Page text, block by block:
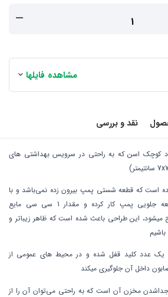
مشاهده فایلها
نقد و بررسی
کوچک اسن که به راحتی در سرویس بهداشتی های
است که قطعه شستی پمپ بیرون زده نمی‌باشد و با
فشار دادن قسمت پایین قطعه جلویی پمپ کار کرده و مقدار 1 سی سی مایع
این طراحی باعث شده است که ظاهر زیباتر و
یک عدد کلید قفل شده و در محیط های عمومی از
داخل آن جلوگیری میکند
مخزن آن است که به راحتی می‌توان آن را از